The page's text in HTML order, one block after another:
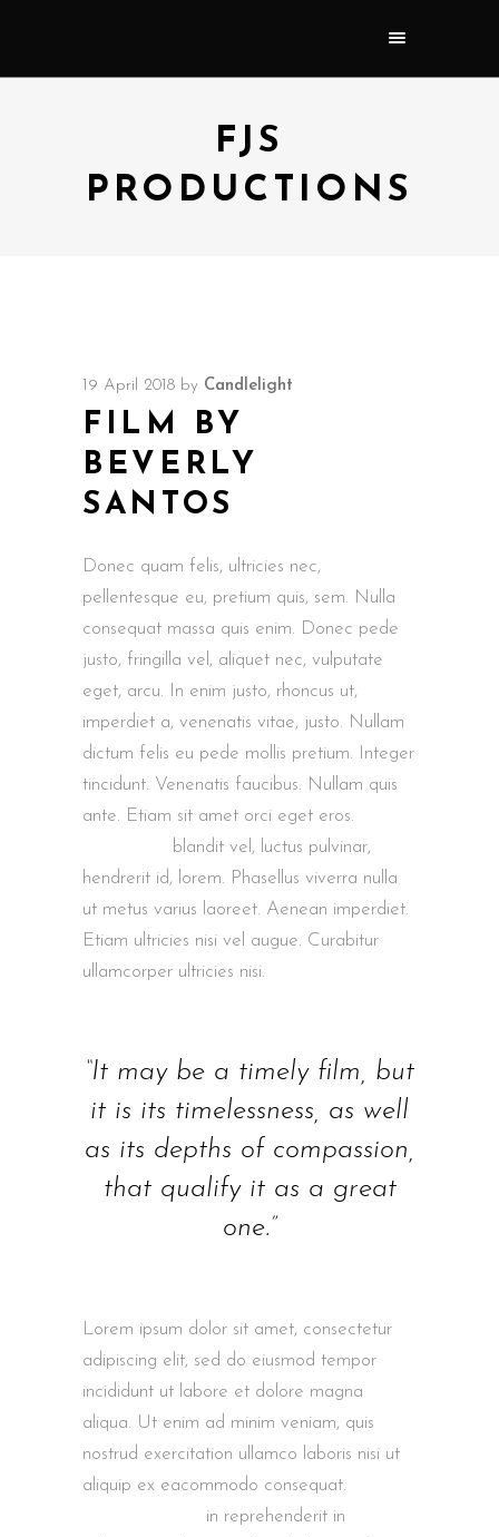
FJS
PRODUCTIONS
19 April 2018 by Candlelight
FILM BY
BEVERLY
SANTOS
Donec quam felis, ultricies nec,
pellentesque eu, pretium quis, sem. Nulla
consequat massa quis enim. Donec pede
justo, fringilla vel, aliquet nec, vulputate
eget, arcu. In enim justo, rhoncus ut,
imperdiet a, venenatis vitae, justo. Nullam
dictum felis eu pede mollis pretium. Integer
tincidunt. Venenatis faucibus. Nullam quis
ante. Etiam sit amet orci eget eros.
blandit vel, luctus pulvinar,
hendrerit id, lorem. Phasellus viverra nulla
ut metus varius laoreet. Aenean imperdiet.
Etiam ultricies nisi vel augue. Curabitur
ullamcorper ultricies nisi.
“It may be a timely film, but
it is its timelessness, as well
as its depths of compassion,
that qualify it as a great
one.”
Lorem ipsum dolor sit amet, consectetur
adipiscing elit, sed do eiusmod tempor
incididunt ut labore et dolore magna
aliqua. Ut enim ad minim veniam, quis
nostrud exercitation ullamco laboris nisi ut
aliquip ex eacommodo consequat.
in reprehenderit in